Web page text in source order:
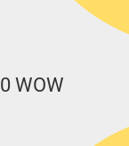
0 WOW